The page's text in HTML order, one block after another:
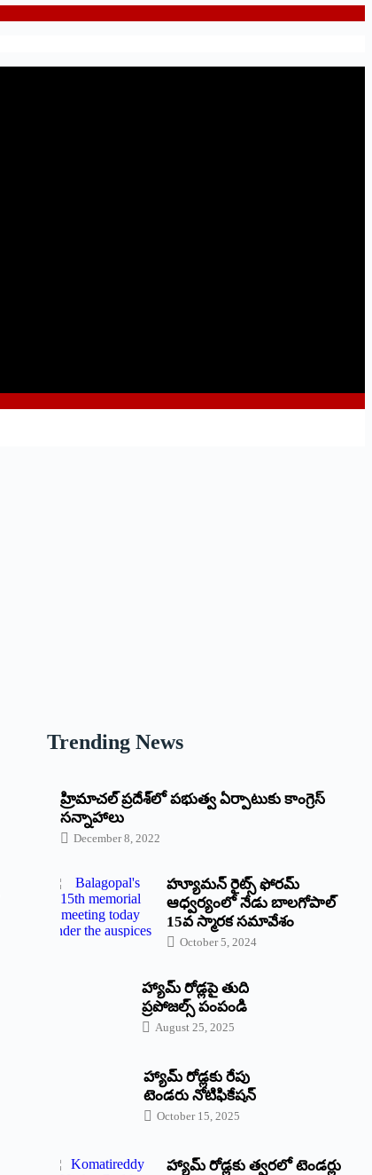
Trending News
‌హ్రిమాచల్‌ ‌ప్రదేశ్‌లో పభుత్వ ఏర్పాటుకు కాంగ్రెస్‌
‌సన్నాహాలు
December 8, 2022
హ్యూమన్‌ రైట్స్‌ ఫోరమ్‌
ఆధ్వర్యంలో నేడు బాలగోపాల్‌
15వ స్మారక సమావేశం
October 5, 2024
హ్యామ్‌ రోడ్లపై తుది
ప్రపోజల్స్‌ పంపండి
August 25, 2025
హ్యామ్‌ రోడ్లకు రేపు
టెండరు నోటిఫికేషన్‌
October 15, 2025
హ్యామ్‌ రోడ్లకు త్వరలో టెండర్లు